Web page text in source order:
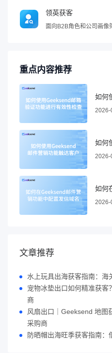
领英获客
面向B2B角色和公司画像
重点内容推荐
2026-
如何
2026-
2026-
文章推荐
水上玩具出海获客指南：海
宠物冰垫出口如何精准获客
商
风扇出口｜Geeksend 地图
采购商
防晒帽出海旺季获客指南：